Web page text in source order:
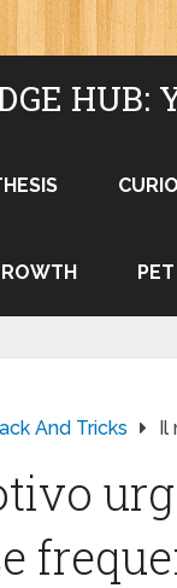
HUB:
And Tricks Il